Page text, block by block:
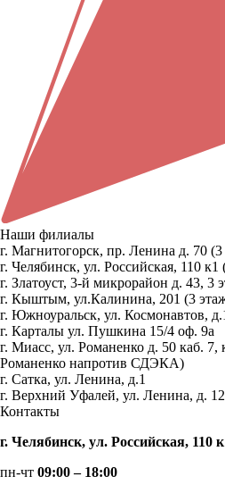
Наши филиалы
г. Магнитогорск, пр. Ленина д. 70
г. Челябинск, ул. Российская, 110 к1
г. Златоуст, 3-й микрорайон д. 43, 3
г. Кыштым, ул.Калинина, 201 (3
г. Южноуральск, ул. Космонавтов,
г. Карталы ул. Пушкина 15/4 оф. 9а
г. Миасс, ул. Романенко д. 50 каб. 7,
Романенко напротив СДЭКА)
г. Сатка, ул. Ленина, д.1
г. Верхний Уфалей, ул. Ленина, д.
Контакты
г. Челябинск, ул. Российская, 110
пн-чт 09:00 – 18:00